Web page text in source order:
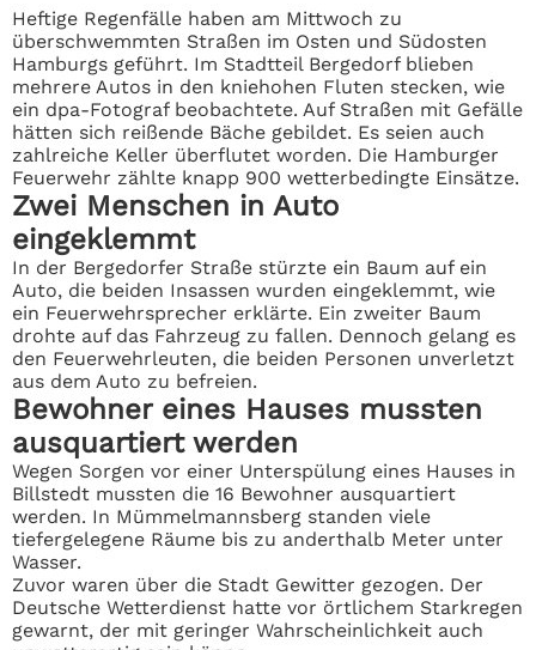
Heftige Regenfälle haben am Mittwoch zu
überschwemmten Straßen im Osten und Südosten
Hamburgs geführt. Im Stadtteil Bergedorf blieben
mehrere Autos in den kniehohen Fluten stecken, wie
ein dpa-Fotograf beobachtete. Auf Straßen mit Gefälle
hätten sich reißende Bäche gebildet. Es seien auch
zahlreiche Keller überflutet worden. Die Hamburger
Feuerwehr zählte knapp 900 wetterbedingte Einsätze.
Zwei Menschen in Auto
eingeklemmt
In der Bergedorfer Straße stürzte ein Baum auf ein
Auto, die beiden Insassen wurden eingeklemmt, wie
ein Feuerwehrsprecher erklärte. Ein zweiter Baum
drohte auf das Fahrzeug zu fallen. Dennoch gelang es
den Feuerwehrleuten, die beiden Personen unverletzt
aus dem Auto zu befreien.
Bewohner eines Hauses mussten
ausquartiert werden
Wegen Sorgen vor einer Unterspülung eines Hauses in
Billstedt mussten die 16 Bewohner ausquartiert
werden. In Mümmelmannsberg standen viele
tiefergelegene Räume bis zu anderthalb Meter unter
Wasser.
Zuvor waren über die Stadt Gewitter gezogen. Der
Deutsche Wetterdienst hatte vor örtlichem Starkregen
gewarnt, der mit geringer Wahrscheinlichkeit auch